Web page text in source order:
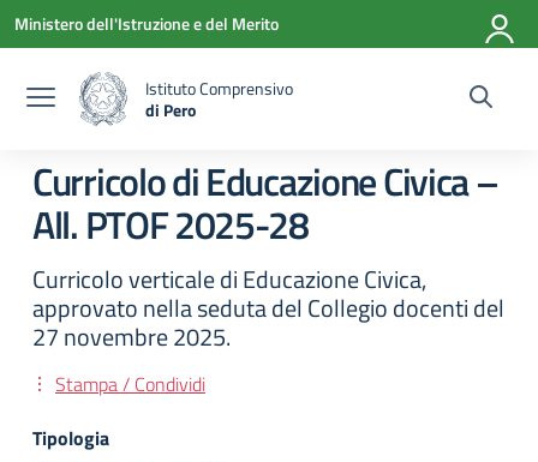
Vai ai contenuti
Vai al menu di navigazione
Vai al footer
Ministero dell'Istruzione e del Merito
Istituto Comprensivo
di Pero
Curricolo di Educazione Civica –
All. PTOF 2025-28
Curricolo verticale di Educazione Civica,
approvato nella seduta del Collegio docenti del
27 novembre 2025.
Stampa / Condividi
Tipologia